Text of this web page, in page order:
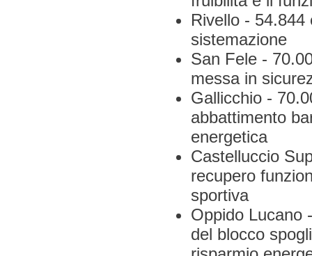
Rivello -
sistemazione
San Fele -
messa in
Gallicchio -
abbattimento
energetica
Castelluccio
recupero
sportiva
Oppido Lucano
del blocco